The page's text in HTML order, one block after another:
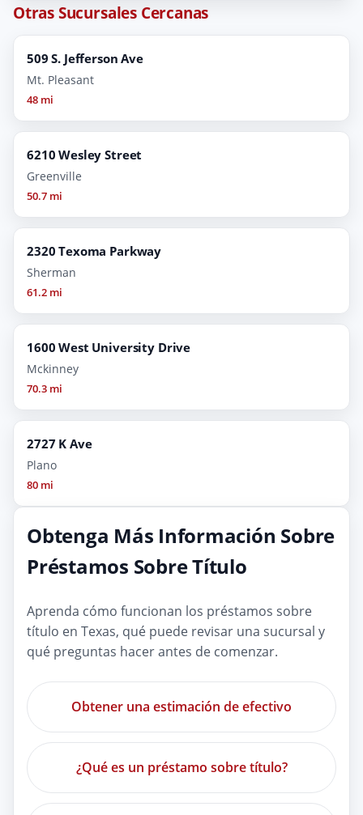
Otras Sucursales Cercanas
509 S. Jefferson Ave
Mt. Pleasant
48 mi
6210 Wesley Street
Greenville
50.7 mi
2320 Texoma Parkway
Sherman
61.2 mi
1600 West University Drive
Mckinney
70.3 mi
2727 K Ave
Plano
80 mi
Obtenga Más Información Sobre
Préstamos Sobre Título
Aprenda cómo funcionan los préstamos sobre
título en Texas, qué puede revisar una sucursal y
qué preguntas hacer antes de comenzar.
Obtener una estimación de efectivo
¿Qué es un préstamo sobre título?